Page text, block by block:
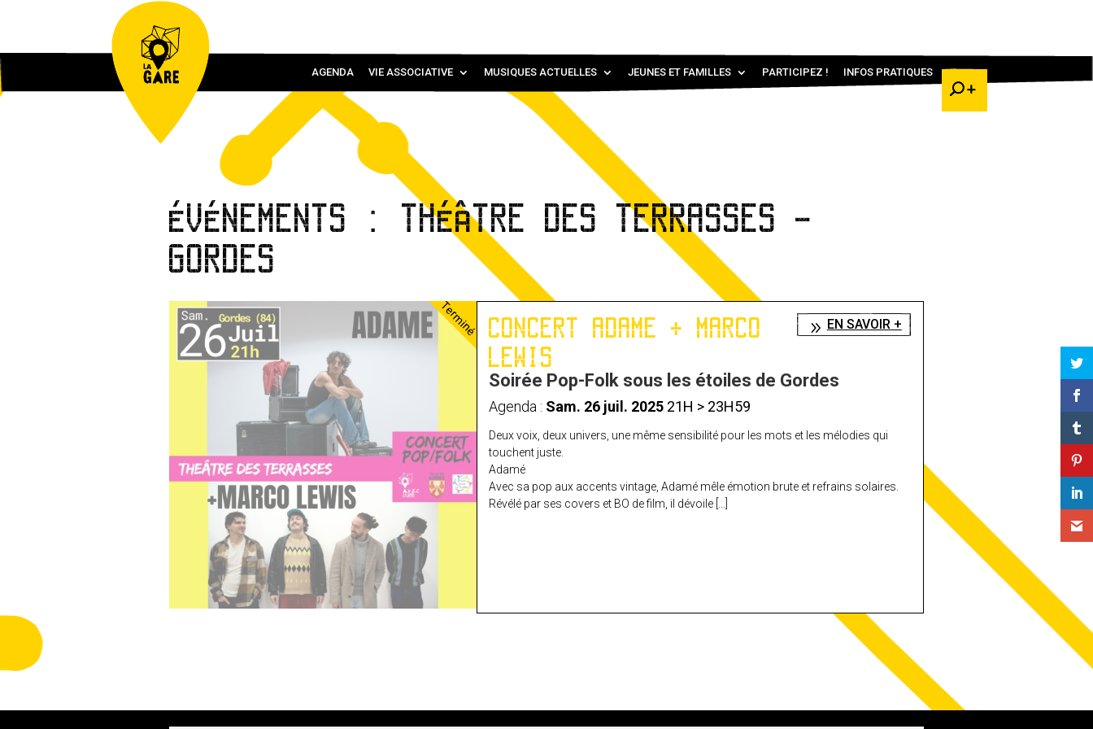
AGENDA VIE ASSOCIATIVE MUSIQUES ACTUELLES JEUNES ET FAMILLES PARTICIPEZ ! INFOS PRATIQUES
ÉVÉNEMENTS : THÉÂTRE DES TERRASSES -
GORDES
Terminé EN SAVOIR +
CONCERT ADAME + MARCO
LEWIS
Soirée Pop-Folk sous les étoiles de Gordes
Agenda : Sam. 26 juil. 2025 21H > 23H59
Deux voix, deux univers, une même sensibilité pour les mots et les mélodies qui
touchent juste.
Adamé
Avec sa pop aux accents vintage, Adamé mêle émotion brute et refrains solaires.
Révélé par ses covers et BO de film, il dévoile […]